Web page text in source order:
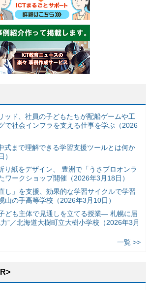
ッド、社員の子どもたちが配船ゲームや工
で社会インフラを支える仕事を学ぶ（2026
式まで理解できる学習支援ツールとは何か
）
り紙をデザイン、 豊洲で「うさプロオンラ
ワークショップ開催（2026年3月18日）
し」を支援、効果的な学習サイクルで学習
山の手高等学校（2026年3月10日）
ども主体で見通しを立てる授業— 札幌に届
”／北海道大樹町立大樹小学校（2026年3月
一覧 >>